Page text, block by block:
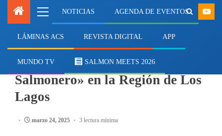
NOTICIAS AGENDA DE EVENTOS
LÁMINAS ACS REVISTA DIGITAL APP
MUNDO TV SALMON MEETS 2026
Mowi da el vamos a «Turismo
Salmonero» en la Región de Los
Lagos
marzo 24, 2025 3 lectura mínima